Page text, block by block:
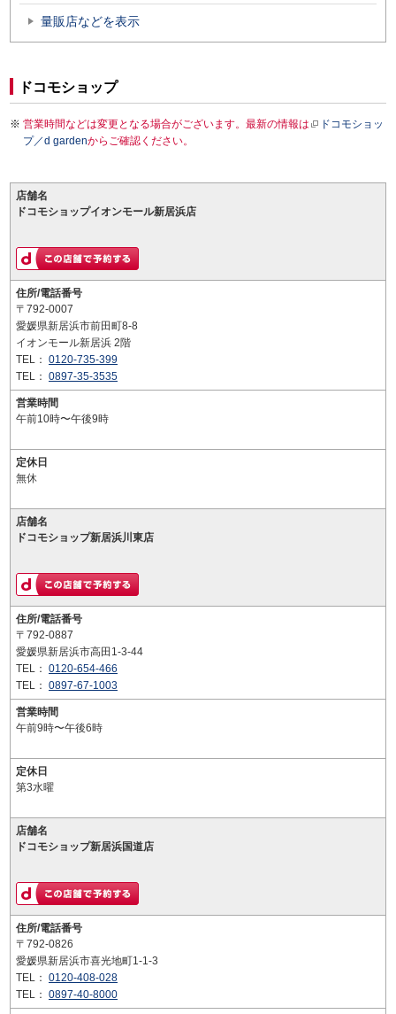
量販店などを表示
ドコモショップ
営業時間などは変更となる場合がございます。最新の情報は
ドコモショッ
プ／d gardenからご確認ください。
店舗名
ドコモショップイオンモール新居浜店
住所/電話番号
〒792-0007
愛媛県新居浜市前田町8-8
イオンモール新居浜 2階
TEL： 0120-735-399
TEL： 0897-35-3535
営業時間
午前10時〜午後9時
定休日
無休
店舗名
ドコモショップ新居浜川東店
住所/電話番号
〒792-0887
愛媛県新居浜市高田1-3-44
TEL： 0120-654-466
TEL： 0897-67-1003
営業時間
午前9時〜午後6時
定休日
第3水曜
店舗名
ドコモショップ新居浜国道店
住所/電話番号
〒792-0826
愛媛県新居浜市喜光地町1-1-3
TEL： 0120-408-028
TEL： 0897-40-8000